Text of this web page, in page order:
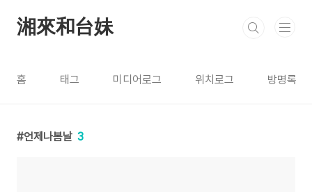
湘來和台妹
홈 태그 미디어로그 위치로그 방명록
언제나봄날 3